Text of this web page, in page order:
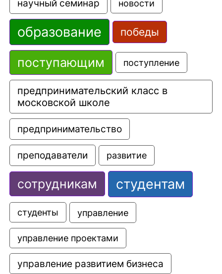
научный семинар новости
образование победы
поступающим поступление
предпринимательский класс в
московской школе
предпринимательство
преподаватели развитие
сотрудникам студентам
студенты управление
управление проектами
управление развитием бизнеса